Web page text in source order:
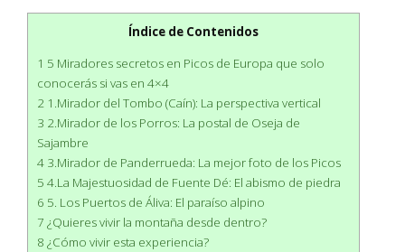
Índice de Contenidos
1 5 Miradores secretos en Picos de Europa que solo
conocerás si vas en 4×4
2 1.Mirador del Tombo (Caín): La perspectiva vertical
3 2.Mirador de los Porros: La postal de Oseja de
Sajambre
4 3.Mirador de Panderrueda: La mejor foto de los Picos
5 4.La Majestuosidad de Fuente Dé: El abismo de piedra
6 5. Los Puertos de Áliva: El paraíso alpino
7 ¿Quieres vivir la montaña desde dentro?
8 ¿Cómo vivir esta experiencia?